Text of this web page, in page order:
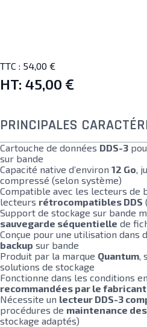
TTC : 54,00 €
HT: 45,00 €
PRINCIPALES
Cartouche de données DDS-3
sur bande
Capacité native d’environ 12 Go,
compressé (selon système)
Compatible avec les lecteurs de
lecteurs rétrocompatibles DDS
Support de stockage sur bande
sauvegarde séquentielle de
Conçue pour une utilisation dans
backup sur bande
Produit par la marque Quantum,
solutions de stockage
Fonctionne dans les conditions
recommandées par le fabricant
Nécessite un lecteur DDS-3
procédures de maintenance
stockage adaptés)